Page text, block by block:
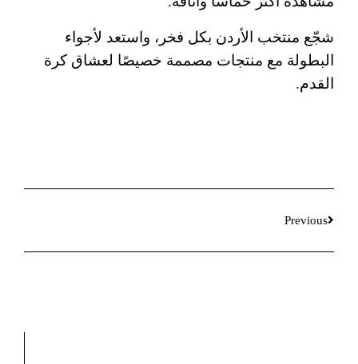
شجّع منتخب الأردن بكل فخر، واستعد لأجواء
البطولة مع منتجات مصممة خصيصًا لعشاق كرة
القدم.
Previous